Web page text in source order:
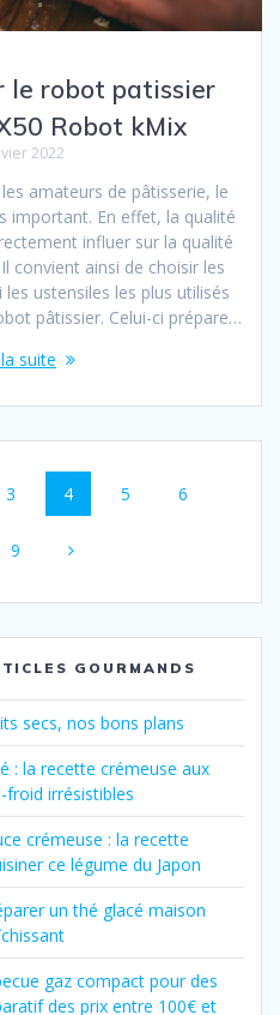
le robot patissier
Robot kMix
2022
amateurs de pâtisserie, le
important. En effet, la qualité
influer sur la qualité
convient ainsi de choisir les
ustensiles les plus utilisés
pâtissier. Celui-ci prépare…
suite
Page
3 Page
4 Page
5 Page
6
Page
9
GOURMANDS
secs, nos bons plans
: la recette crémeuse aux
froid irrésistibles
crémeuse : la recette
ce légume du Japon
un thé glacé maison
gaz compact pour des
des prix entre 100€ et